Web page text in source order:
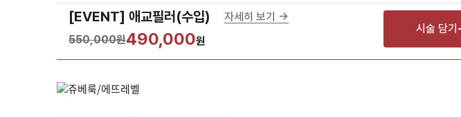
[EVENT] 애교필러(수입)
자세히 보기 ->
550,000원490,000원
시술 담기
색소
여드름/모공